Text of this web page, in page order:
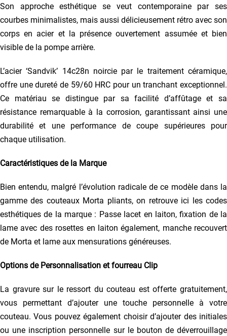
Son approche esthétique se veut contemporaine par ses
courbes minimalistes, mais aussi délicieusement rétro avec son
corps en acier et la présence ouvertement assumée et bien
visible de la pompe arrière.
L’acier ‘Sandvik’ 14c28n noircie par le traitement céramique,
offre une dureté de 59/60 HRC pour un tranchant exceptionnel.
Ce matériau se distingue par sa facilité d’affûtage et sa
résistance remarquable à la corrosion, garantissant ainsi une
durabilité et une performance de coupe supérieures pour
chaque utilisation.
Caractéristiques de la Marque
Bien entendu, malgré l’évolution radicale de ce modèle dans la
gamme des couteaux Morta pliants, on retrouve ici les codes
esthétiques de la marque : Passe lacet en laiton, fixation de la
lame avec des rosettes en laiton également, manche recouvert
de Morta et lame aux mensurations généreuses.
Options de Personnalisation et fourreau Clip
La gravure sur le ressort du couteau est offerte gratuitement,
vous permettant d’ajouter une touche personnelle à votre
couteau. Vous pouvez également choisir d’ajouter des initiales
ou une inscription personnelle sur le bouton de déverrouillage